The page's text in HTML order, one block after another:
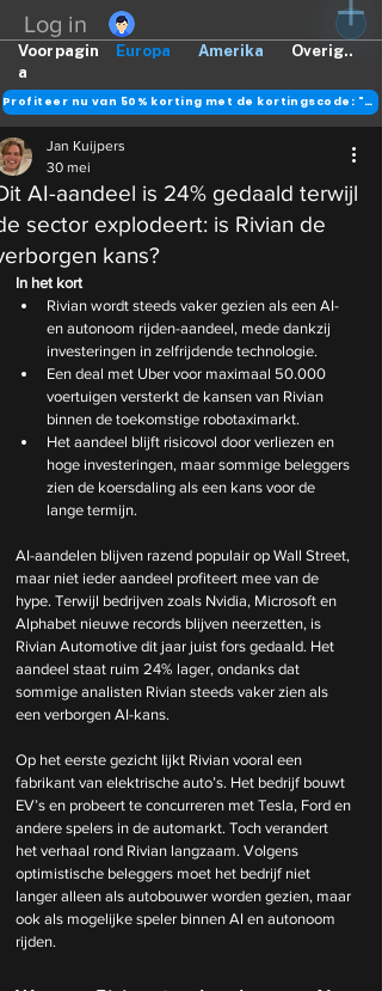
Log in
Europa Amerika Overig..
Voorpagin
a
Profiteer nu van 50% korting met de kortingscode: "DANK"
AI-aandeel is 24% gedaald terwijl
sector explodeert: is Rivian de
kans?
Jan Kuijpers
30 mei
In het kort
Rivian wordt steeds vaker gezien als een AI-
en autonoom rijden-aandeel, mede dankzij
investeringen in zelfrijdende technologie.
Een deal met Uber voor maximaal 50.000
voertuigen versterkt de kansen van Rivian
binnen de toekomstige robotaximarkt.
Het aandeel blijft risicovol door verliezen en
hoge investeringen, maar sommige beleggers
zien de koersdaling als een kans voor de
lange termijn.
AI-aandelen blijven razend populair op Wall Street,
maar niet ieder aandeel profiteert mee van de
hype. Terwijl bedrijven zoals Nvidia, Microsoft en
Alphabet nieuwe records blijven neerzetten, is
Rivian Automotive dit jaar juist fors gedaald. Het
aandeel staat ruim 24% lager, ondanks dat
sommige analisten Rivian steeds vaker zien als
een verborgen AI-kans.
Op het eerste gezicht lijkt Rivian vooral een
fabrikant van elektrische auto’s. Het bedrijf bouwt
EV’s en probeert te concurreren met Tesla, Ford en
andere spelers in de automarkt. Toch verandert
het verhaal rond Rivian langzaam. Volgens
optimistische beleggers moet het bedrijf niet
langer alleen als autobouwer worden gezien, maar
ook als mogelijke speler binnen AI en autonoom
rijden.